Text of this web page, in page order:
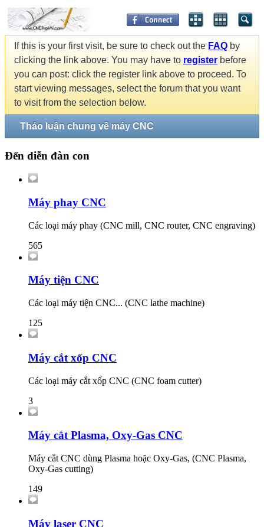
If this is your first visit, be sure to check out the FAQ by
clicking the link above. You may have to register before
you can post: click the register link above to proceed. To
start viewing messages, select the forum that you want
to visit from the selection below.
Thảo luận chung về máy CNC
Đến diễn đàn con
Máy phay CNC
Các loại máy phay (CNC mill, CNC router, CNC engraving)
565
Máy tiện CNC
Các loại máy tiện CNC... (CNC lathe machine)
125
Máy cắt xốp CNC
Các loại máy cắt xốp CNC (CNC foam cutter)
3
Máy cắt Plasma, Oxy-Gas CNC
Máy cắt CNC dùng Plasma hoặc Oxy-Gas, (CNC Plasma,
Oxy-Gas cutting)
149
Máy laser CNC